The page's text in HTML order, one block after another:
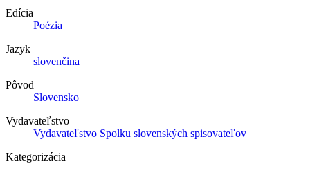
Edícia
Poézia
Jazyk
slovenčina
Pôvod
Slovensko
Vydavateľstvo
Vydavateľstvo Spolku slovenských spisovateľov
Kategorizácia